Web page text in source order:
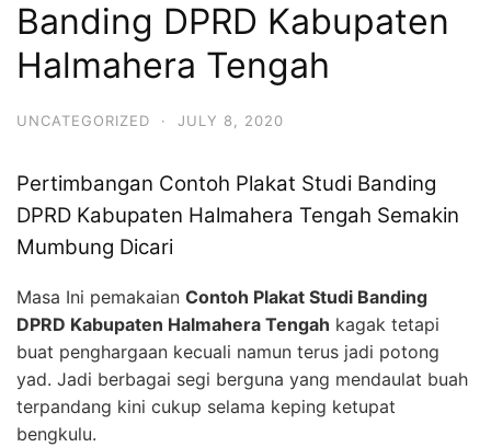
Banding DPRD Kabupaten
Halmahera Tengah
UNCATEGORIZED · JULY 8, 2020
Pertimbangan Contoh Plakat Studi Banding
DPRD Kabupaten Halmahera Tengah Semakin
Mumbung Dicari
Masa Ini pemakaian Contoh Plakat Studi Banding
DPRD Kabupaten Halmahera Tengah kagak tetapi
buat penghargaan kecuali namun terus jadi potong
yad. Jadi berbagai segi berguna yang mendaulat buah
terpandang kini cukup selama keping ketupat
bengkulu.